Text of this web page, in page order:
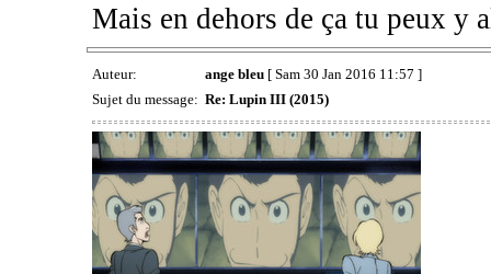
Mais en dehors de ça tu peux y
Auteur: ange bleu[ Sam 30 Jan 2016 11:57 ]
Sujet du message: Re: Lupin III (2015)